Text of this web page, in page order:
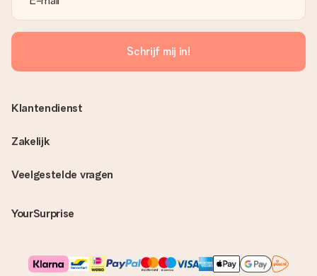
Schrijf mij in!
Veelgestelde vragen
YourSurprise
Klantendienst
Zakelijk